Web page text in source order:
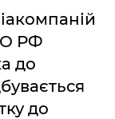
РФ
до
до